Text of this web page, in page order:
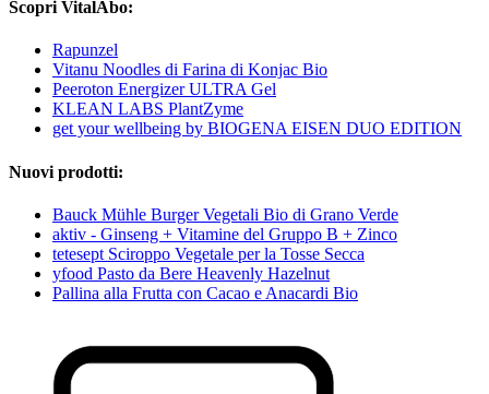
Scopri VitalAbo:
Rapunzel
Vitanu Noodles di Farina di Konjac Bio
Peeroton Energizer ULTRA Gel
KLEAN LABS PlantZyme
get your wellbeing by BIOGENA EISEN DUO EDITION
Nuovi prodotti:
Bauck Mühle Burger Vegetali Bio di Grano Verde
aktiv - Ginseng + Vitamine del Gruppo B + Zinco
tetesept Sciroppo Vegetale per la Tosse Secca
yfood Pasto da Bere Heavenly Hazelnut
Pallina alla Frutta con Cacao e Anacardi Bio